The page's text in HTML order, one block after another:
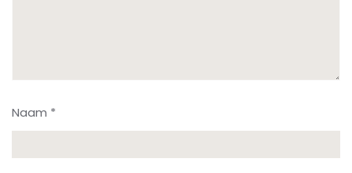
Naam *